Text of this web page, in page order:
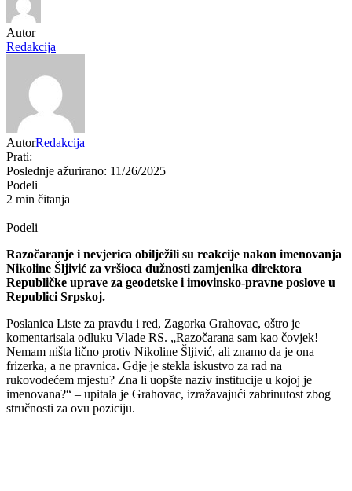
Autor
Redakcija
AutorRedakcija
Prati:
Poslednje ažurirano: 11/26/2025
Podeli
2 min čitanja
Podeli
Razočaranje i nevjerica obilježili su reakcije nakon imenovanja
Nikoline Šljivić za vršioca dužnosti zamjenika direktora
Republičke uprave za geodetske i imovinsko-pravne poslove u
Republici Srpskoj.
Poslanica Liste za pravdu i red, Zagorka Grahovac, oštro je
komentarisala odluku Vlade RS. „Razočarana sam kao čovjek!
Nemam ništa lično protiv Nikoline Šljivić, ali znamo da je ona
frizerka, a ne pravnica. Gdje je stekla iskustvo za rad na
rukovodećem mjestu? Zna li uopšte naziv institucije u kojoj je
imenovana?“ – upitala je Grahovac, izražavajući zabrinutost zbog
stručnosti za ovu poziciju.